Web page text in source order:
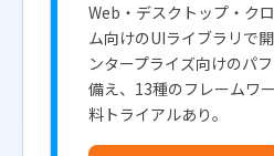
Web・デスクトップ・ク
ム向けのUIライブラリで
ンタープライズ向けのパ
備え、13種のフレームワ
料トライアルあり。